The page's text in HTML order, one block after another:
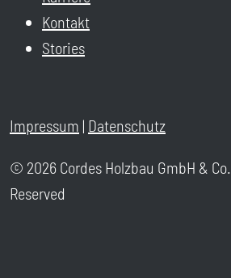
Kontakt
Stories
Impressum | Datenschutz
© 2026 Cordes Holzbau GmbH &
Reserved